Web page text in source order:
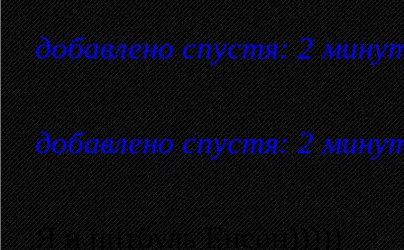
добавлено спустя: 2
добавлено спустя: 2
Я и питбуль Енсон)))))